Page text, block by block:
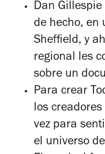
Dan Gillespie
de hecho, en
Sheffield, y
regional les
sobre un
Para crear
los
vez para
el universo